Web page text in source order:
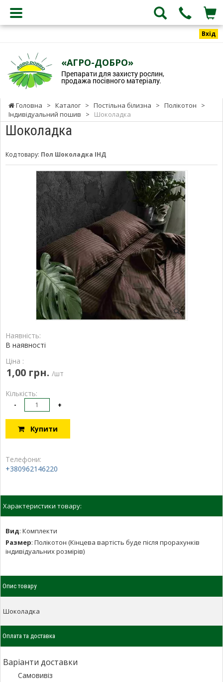
Вхід
«АГРО-ДОБРО»
Препарати для захисту рослин,
продажа посівного матеріалу.
Головна > Каталог > Постільна білизна > Полікотон
>
Індивідуальний пошив
> Шоколадка
Шоколадка
Код товару: Пол Шоколадка ІНД
Наявність:
В наявності
Ціна :
1,00 грн. /шт
Кількість:
- +
Купити
Телефони:
+380962146220
Характеристики товару:
Вид: Комплекти
Размер: Полікотон (Кінцева вартість буде після прорахунків
індивідуальних розмірів)
Опис товару
Шоколадка
Оплата та доставка
Варіанти доставки
Самовивіз